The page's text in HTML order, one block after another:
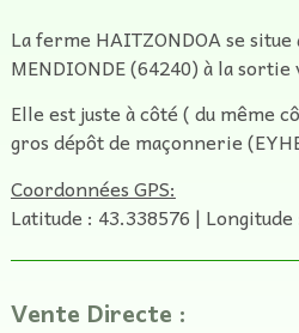
La ferme HAITZONDOA se situe
MENDIONDE (64240) à la sortie
Elle est juste à côté ( du même
gros dépôt de maçonnerie
Coordonnées GPS:
Latitude : 43.338576 |
Vente Directe :